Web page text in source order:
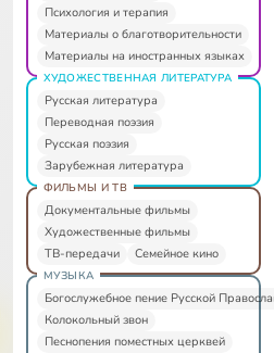
Психология и терапия
Материалы о благотворительности
Материалы на иностранных языках
ХУДОЖЕСТВЕННАЯ ЛИТЕРАТУРА
Русская литература
Переводная поэзия
Русская поэзия
Зарубежная литература
ФИЛЬМЫ И ТВ
Документальные фильмы
Художественные фильмы
ТВ-передачи
Семейное кино
МУЗЫКА
Богослужебное пение Русской
Колокольный звон
Песнопения поместных церквей